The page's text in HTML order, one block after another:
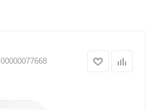
00000077668